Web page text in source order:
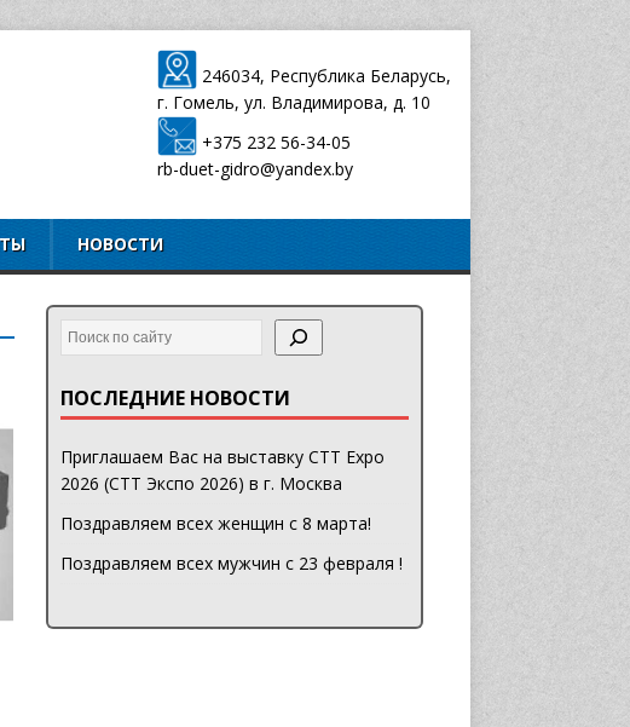
246034, Республика Беларусь,
г. Гомель, ул. Владимирова, д. 10
+375 232 56-34-05
rb-duet-gidro@yandex.by
НОВОСТИ
ПОСЛЕДНИЕ НОВОСТИ
Приглашаем Вас на выставку CTT Expo
2026 (СТТ Экспо 2026) в г. Москва
Поздравляем всех женщин с 8 марта!
Поздравляем всех мужчин с 23 февраля !